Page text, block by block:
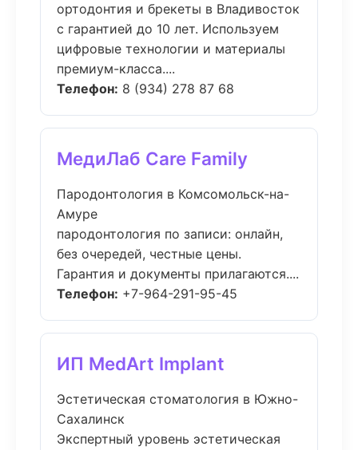
ортодонтия и брекеты в Владивосток
с гарантией до 10 лет. Используем
цифровые технологии и материалы
премиум-класса....
Телефон: 8 (934) 278 87 68
МедиЛаб Care Family
Пародонтология в Комсомольск-на-
Амуре
пародонтология по записи: онлайн,
без очередей, честные цены.
Гарантия и документы прилагаются....
Телефон: +7-964-291-95-45
ИП MedArt Implant
Эстетическая стоматология в Южно-
Сахалинск
Экспертный уровень эстетическая